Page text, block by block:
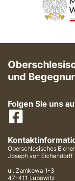
und
Folgen Sie uns
Oberschlesisches
Joseph von Eichendorff
ul. Zamkowa 1-3
47-411 Lubowitz